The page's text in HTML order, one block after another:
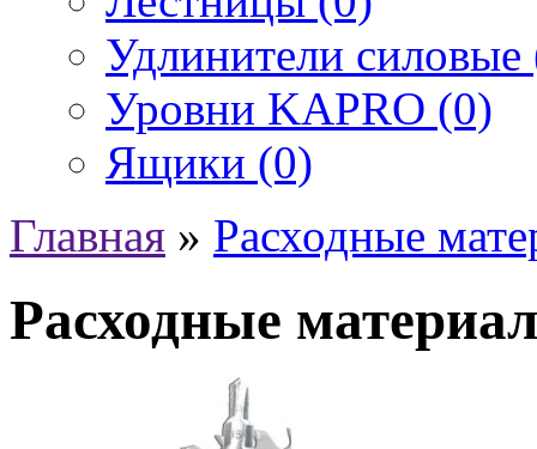
Удлинители силовые
Уровни KAPRO (0)
Ящики (0)
Главная » Расходные
Расходные